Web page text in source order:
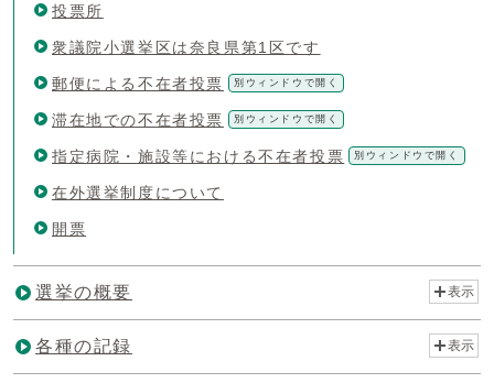
投票所
衆議院小選挙区は奈良県第1区です
郵便による不在者投票 別ウィンドウで開く
滞在地での不在者投票 別ウィンドウで開く
指定病院・施設等における不在者投票 別ウィンドウで開く
在外選挙制度について
開票
選挙の概要 表示
各種の記録 表示